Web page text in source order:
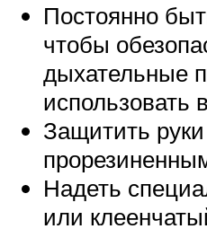
Постоянно
чтобы
дыхательные
использовать
Защитить
Надеть
или